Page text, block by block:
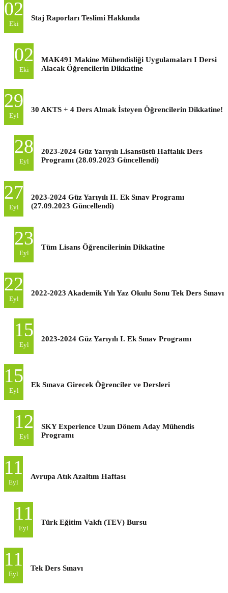
02
Eki
Staj Raporları Teslimi Hakkında
02
Eki
MAK491 Makine Mühendisliği Uygulamaları I Dersi
Alacak Öğrencilerin Dikkatine
29
Eyl
30 AKTS + 4 Ders Almak İsteyen Öğrencilerin Dikkatine!
28
Eyl
2023-2024 Güz Yarıyılı Lisansüstü Haftalık Ders
Programı (28.09.2023 Güncellendi)
27
Eyl
2023-2024 Güz Yarıyılı II. Ek Sınav Programı
(27.09.2023 Güncellendi)
23
Eyl
Tüm Lisans Öğrencilerinin Dikkatine
22
Eyl
2022-2023 Akademik Yılı Yaz Okulu Sonu Tek Ders Sınavı
15
Eyl
2023-2024 Güz Yarıyılı I. Ek Sınav Programı
15
Eyl
Ek Sınava Girecek Öğrenciler ve Dersleri
12
Eyl
SKY Experience Uzun Dönem Aday Mühendis
Programı
11
Eyl
Avrupa Atık Azaltım Haftası
11
Eyl
Türk Eğitim Vakfı (TEV) Bursu
11
Eyl
Tek Ders Sınavı